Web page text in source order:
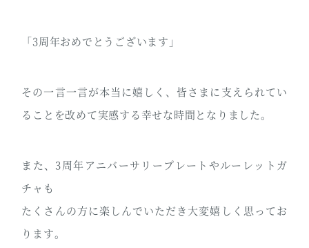
「3周年おめでとうございます」
その一言一言が本当に嬉しく、皆さまに支えられてい
ることを改めて実感する幸せな時間となりました。
また、3周年アニバーサリープレートやルーレットガ
チャも
たくさんの方に楽しんでいただき大変嬉しく思ってお
ります。